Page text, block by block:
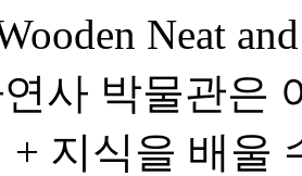
Neat
사 박물관은
+ 지식을 배울